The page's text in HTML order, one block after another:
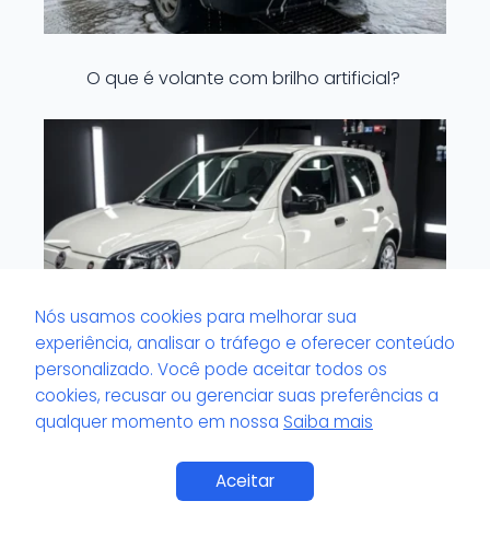
O que é volante com brilho artificial?
O que é viscosidade do pretinho de
pneu?
Nós usamos cookies para melhorar sua
experiência, analisar o tráfego e oferecer conteúdo
personalizado. Você pode aceitar todos os
cookies, recusar ou gerenciar suas preferências a
qualquer momento em nossa Saiba mais
Aceitar